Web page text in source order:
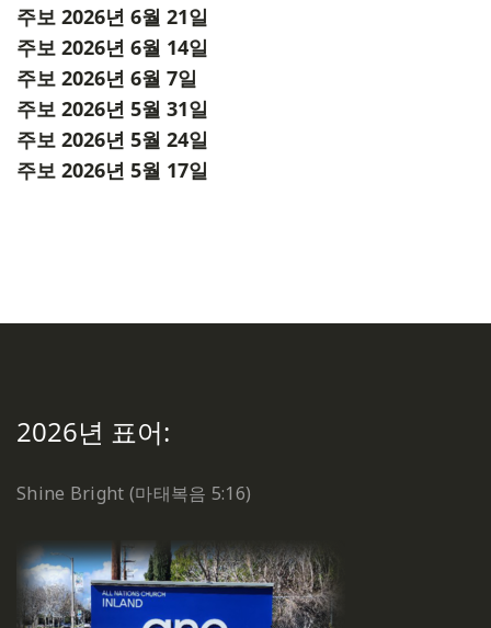
주보 2026년 6월 21일
주보 2026년 6월 14일
주보 2026년 6월 7일
주보 2026년 5월 31일
주보 2026년 5월 24일
주보 2026년 5월 17일
2026년 표어:
Shine Bright (마태복음 5:16)